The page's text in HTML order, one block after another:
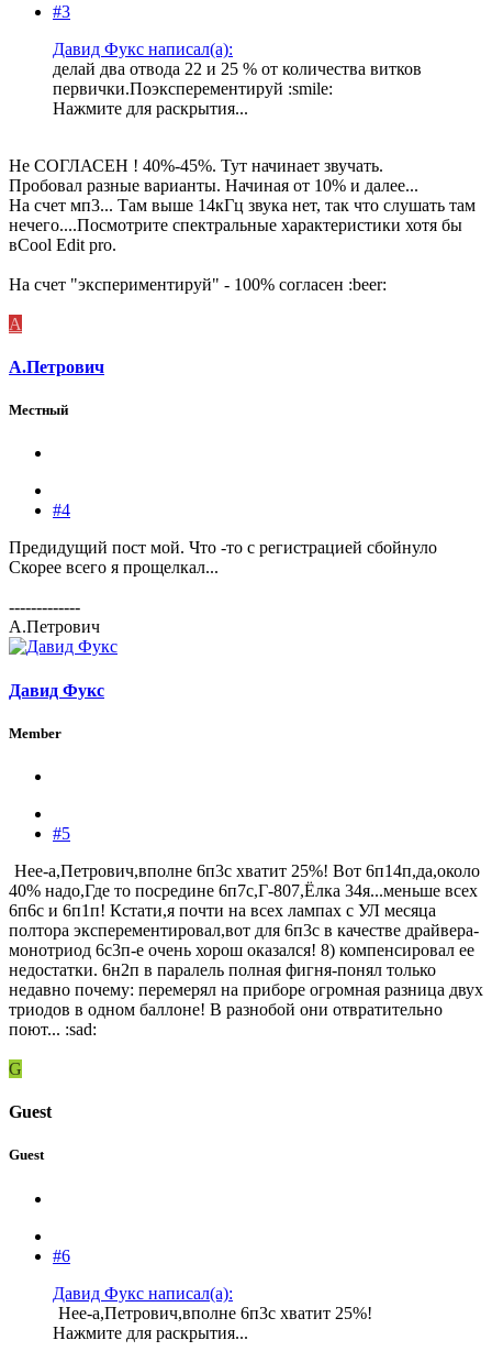
#3
Давид Фукс написал(а):
делай два отвода 22 и 25 % от количества витков
первички.Поэксперементируй :smile:
Нажмите для раскрытия...
Не СОГЛАСЕН ! 40%-45%. Тут начинает звучать.
Пробовал разные варианты. Начиная от 10% и далее...
На счет мп3... Там выше 14кГц звука нет, так что слушать там
нечего....Посмотрите спектральные характеристики хотя бы
вCool Edit pro.
На счет "экспериментируй" - 100% согласен :beer:
А
А.Петрович
Местный
#4
Предидущий пост мой. Что -то с регистрацией сбойнуло
Скорее всего я прощелкал...
-------------
А.Петрович
Давид Фукс
Member
#5
Нее-а,Петрович,вполне 6п3с хватит 25%! Вот 6п14п,да,около
40% надо,Где то посредине 6п7с,Г-807,Ёлка 34я...меньше всех
6п6с и 6п1п! Кстати,я почти на всех лампах с УЛ месяца
полтора эксперементировал,вот для 6п3с в качестве драйвера-
монотриод 6с3п-е очень хорош оказался! 8) компенсировал ее
недостатки. 6н2п в паралель полная фигня-понял только
недавно почему: перемерял на приборе огромная разница двух
триодов в одном баллоне! В разнобой они отвратительно
поют... :sad:
G
Guest
Guest
#6
Давид Фукс написал(а):
Нее-а,Петрович,вполне 6п3с хватит 25%!
Нажмите для раскрытия...